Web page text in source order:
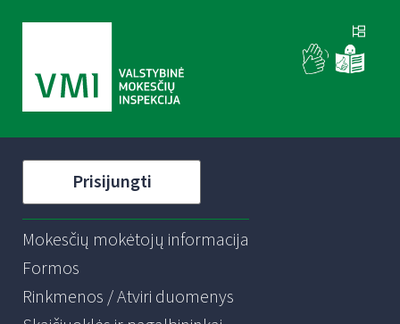
Prisijungti
Mokesčių mokėtojų informacija
Formos
Rinkmenos / Atviri duomenys